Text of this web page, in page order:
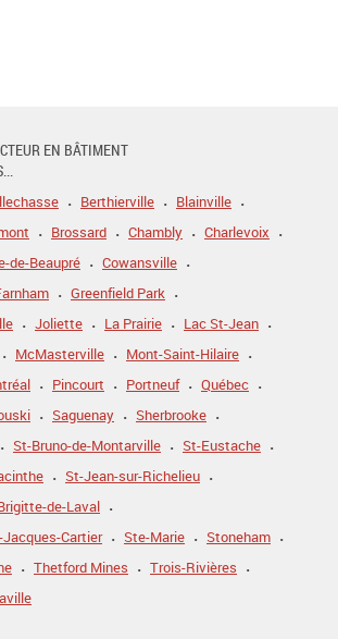
EN BÂTIMENT
Berthierville
Blainville
Brossard Chambly
Charlevoix
de-Beaupré
Cowansville
Greenfield Park
Joliette La Prairie
Lac St-Jean
McMasterville
Mont-Saint-Hilaire
Pincourt Portneuf
Québec
Saguenay
Sherbrooke
St-Bruno-de-Montarville
St-Eustache
St-Jean-sur-Richelieu
de-Laval
Cartier
Ste-Marie
Stoneham
Thetford Mines
Trois-Rivières